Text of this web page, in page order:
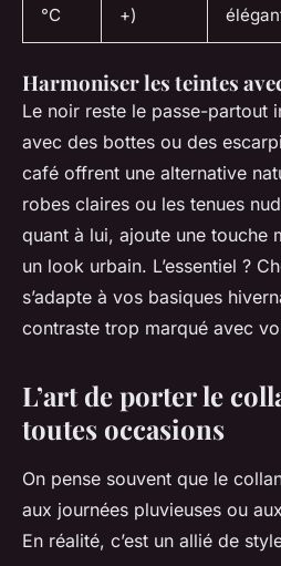
°C
+)
Harmoniser les teintes
Le noir reste le passe-partout
avec des bottes ou des
café offrent une alternative
robes claires ou les tenues
quant à lui, ajoute une touche
un look urbain. L’essentiel ?
s’adapte à vos basiques
contraste trop marqué avec
L’art de porter le
toutes occasions
On pense souvent que le
aux journées pluvieuses ou
En réalité, c’est un allié de